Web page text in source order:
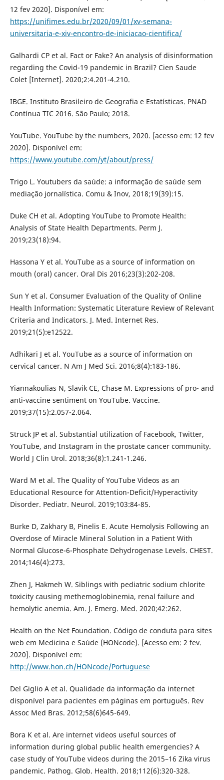
12 fev 2020]. Disponível em:
https://unifimes.edu.br/2020/09/01/xv-semana-
universitaria-e-xiv-encontro-de-iniciacao-cientifica/
Galhardi CP et al. Fact or Fake? An analysis of disinformation
regarding the Covid-19 pandemic in Brazil? Cien Saude
Colet [Internet]. 2020;2:4.201-4.210.
IBGE. Instituto Brasileiro de Geografia e Estatísticas. PNAD
Contínua TIC 2016. São Paulo; 2018.
YouTube. YouTube by the numbers, 2020. [acesso em: 12 fev
2020]. Disponível em:
https://www.youtube.com/yt/about/press/
Trigo L. Youtubers da saúde: a informação de saúde sem
mediação jornalística. Comu & Inov, 2018;19(39):15.
Duke CH et al. Adopting YouTube to Promote Health:
Analysis of State Health Departments. Perm J.
2019;23(18):94.
Hassona Y et al. YouTube as a source of information on
mouth (oral) cancer. Oral Dis 2016;23(3):202-208.
Sun Y et al. Consumer Evaluation of the Quality of Online
Health Information: Systematic Literature Review of Relevant
Criteria and Indicators. J. Med. Internet Res.
2019;21(5):e12522.
Adhikari J et al. YouTube as a source of information on
cervical cancer. N Am J Med Sci. 2016;8(4):183-186.
Yiannakoulias N, Slavik CE, Chase M. Expressions of pro- and
anti-vaccine sentiment on YouTube. Vaccine.
2019;37(15):2.057-2.064.
Struck JP et al. Substantial utilization of Facebook, Twitter,
YouTube, and Instagram in the prostate cancer community.
World J Clin Urol. 2018;36(8):1.241-1.246.
Ward M et al. The Quality of YouTube Videos as an
Educational Resource for Attention-Deficit/Hyperactivity
Disorder. Pediatr. Neurol. 2019;103:84-85.
Burke D, Zakhary B, Pinelis E. Acute Hemolysis Following an
Overdose of Miracle Mineral Solution in a Patient With
Normal Glucose-6-Phosphate Dehydrogenase Levels. CHEST.
2014;146(4):273.
Zhen J, Hakmeh W. Siblings with pediatric sodium chlorite
toxicity causing methemoglobinemia, renal failure and
hemolytic anemia. Am. J. Emerg. Med. 2020;42:262.
Health on the Net Foundation. Código de conduta para sites
web em Medicina e Saúde (HONcode). [Acesso em: 2 fev.
2020]. Disponível em:
http://www.hon.ch/HONcode/Portuguese
Del Giglio A et al. Qualidade da informação da internet
disponível para pacientes em páginas em português. Rev
Assoc Med Bras. 2012;58(6)645-649.
Bora K et al. Are internet videos useful sources of
information during global public health emergencies? A
case study of YouTube videos during the 2015–16 Zika virus
pandemic. Pathog. Glob. Health. 2018;112(6):320-328.